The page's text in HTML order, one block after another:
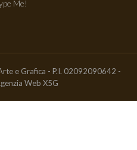
e Grafica - P.I. 02092090642 -
Web X5G